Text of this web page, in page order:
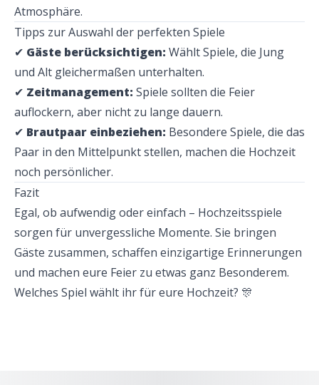
Atmosphäre.
Tipps zur Auswahl der perfekten Spiele
✔ Gäste berücksichtigen: Wählt Spiele, die Jung
und Alt gleichermaßen unterhalten.
✔ Zeitmanagement: Spiele sollten die Feier
auflockern, aber nicht zu lange dauern.
✔ Brautpaar einbeziehen: Besondere Spiele, die das
Paar in den Mittelpunkt stellen, machen die Hochzeit
noch persönlicher.
Fazit
Egal, ob aufwendig oder einfach – Hochzeitsspiele
sorgen für unvergessliche Momente. Sie bringen
Gäste zusammen, schaffen einzigartige Erinnerungen
und machen eure Feier zu etwas ganz Besonderem.
Welches Spiel wählt ihr für eure Hochzeit? 🎊